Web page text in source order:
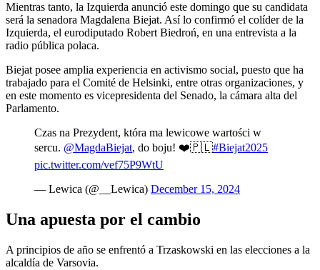
Mientras tanto, la Izquierda anunció este domingo que su candidata
será la senadora Magdalena Biejat. Así lo confirmó el colíder de la
Izquierda, el eurodiputado Robert Biedroń, en una entrevista a la
radio pública polaca.
Biejat posee amplia experiencia en activismo social, puesto que ha
trabajado para el Comité de Helsinki, entre otras organizaciones, y
en este momento es vicepresidenta del Senado, la cámara alta del
Parlamento.
Czas na Prezydent, która ma lewicowe wartości w
sercu. @MagdaBiejat, do boju! ❤️🇵🇱#Biejat2025
pic.twitter.com/vef75P9WtU
— Lewica (@__Lewica) December 15, 2024
Una apuesta por el cambio
A principios de año se enfrentó a Trzaskowski en las elecciones a la
alcaldía de Varsovia.